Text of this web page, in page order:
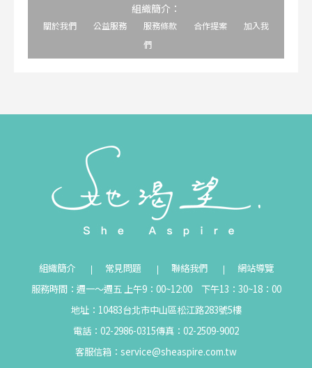
組織簡介：
關於我們 公益服務 服務條款 合作提案
加入我
們
組織簡介 常見問題 聯絡我們
網站導覽
服務時間：週一～週五 上午9：00~12:00 下午13：30~18：00
地址：10483台北市中山區松江路283號5樓
電話：02-2986-0315傳真：02-2509-9002
客服信箱： service@sheaspire.com.tw